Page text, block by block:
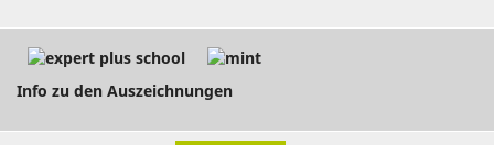
Info zu den Auszeichnungen